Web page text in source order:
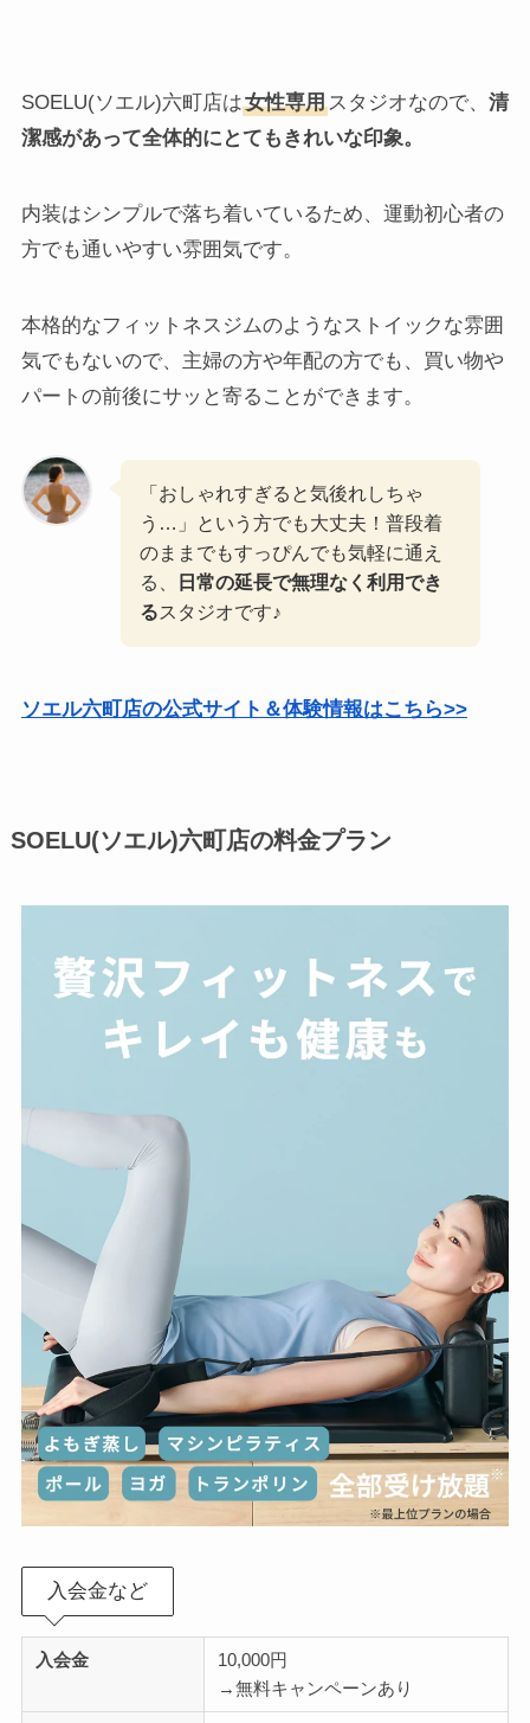
SOELU(ソエル)六町店は女性専用スタジオなので、 清
潔感があって全体的にとてもきれいな印象。
内装はシンプルで落ち着いているため、運動初心者の
方でも通いやすい雰囲気です。
本格的なフィットネスジムのようなストイックな雰囲
気でもないので、主婦の方や年配の方でも、買い物や
パートの前後にサッと寄ることができます。
「おしゃれすぎると気後れしちゃ
う…」という方でも大丈夫！普段着
のままでもすっぴんでも気軽に通え
る、
日常の延長で無理なく利用でき
るスタジオです♪
ソエル六町店の公式サイト＆体験情報はこちら>>
SOELU(ソエル)六町店の料金プラン
入会金など
入会金
10,000円
→無料キャンペーンあり